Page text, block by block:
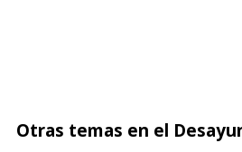
Otras temas en el